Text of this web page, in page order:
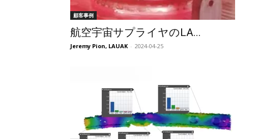
顧客事例
航空宇宙サプライヤのLA...
Jeremy Pion, LAUAK - 2024-04-25